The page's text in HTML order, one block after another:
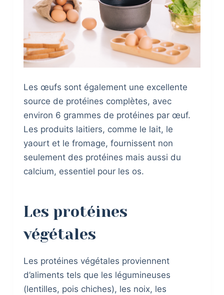
Les œufs sont également une excellente
source de protéines complètes, avec
environ 6 grammes de protéines par œuf.
Les produits laitiers, comme le lait, le
yaourt et le fromage, fournissent non
seulement des protéines mais aussi du
calcium, essentiel pour les os.
Les protéines
végétales
Les protéines végétales proviennent
d’aliments tels que les légumineuses
(lentilles, pois chiches), les noix, les